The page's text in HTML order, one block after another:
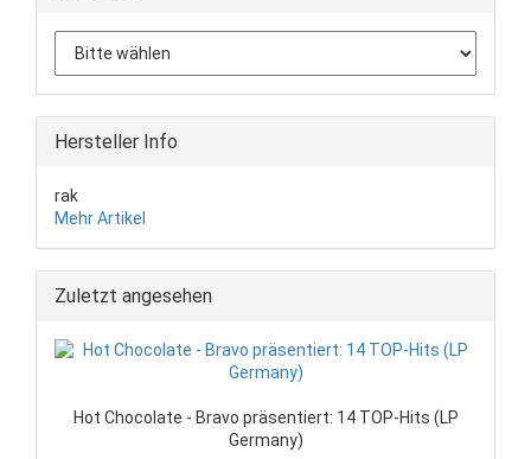
Hersteller Info
rak
Mehr Artikel
Zuletzt angesehen
Hot Chocolate - Bravo präsentiert: 14 TOP-Hits (LP
Germany)